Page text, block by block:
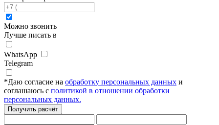
Можно звонить
Лучше писать в
WhatsApp
Telegram
*Даю согласие на обработку персональных данных и
соглашаюсь с политикой в отношении обработки
персональных данных.
Получить расчёт